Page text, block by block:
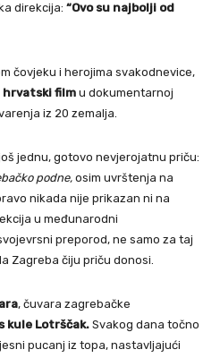
direkcija: “Ovo su najbolji od
čovjeku i herojima svakodnevice,
hrvatski film u dokumentarnoj
iz 20 zemalja.
jednu, gotovo nevjerojatnu priču:
podne, osim uvrštenja na
nikada nije prikazan ni na
u međunarodni
preporod, ne samo za taj
Zagreba čiju priču donosi.
, čuvara zagrebačke
kule Lotrščak. Svakog dana točno
pucanj iz topa, nastavljajući